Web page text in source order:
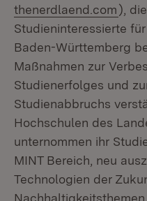
thenerdlaend.com),
Studieninteressierte
Baden-Württemberg
Maßnahmen zur
Studienerfolges und
Studienabbruchs
Hochschulen des
unternommen ihr
MINT Bereich, neu
Technologien der